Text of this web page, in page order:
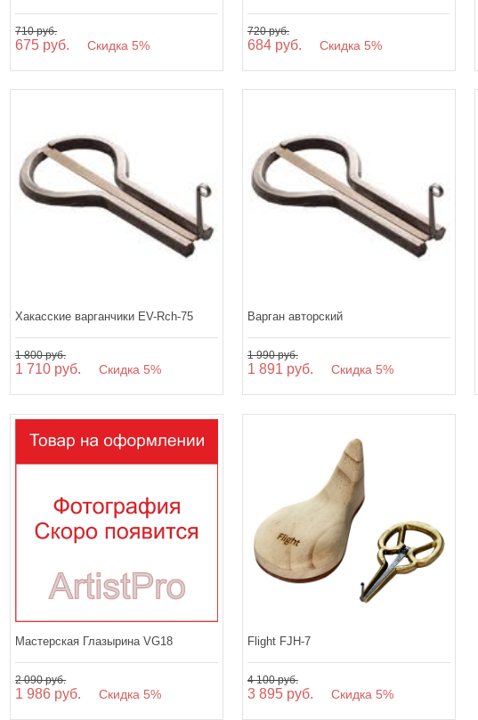
710 руб.
675 руб. Скидка 5%
720 руб.
684 руб. Скидка 5%
Хакасские варганчики EV-Rch-75
1 800 руб.
1 710 руб. Скидка 5%
Варган авторский
1 990 руб.
1 891 руб. Скидка 5%
Мастерская Глазырина VG18
2 090 руб.
1 986 руб. Скидка 5%
Flight FJH-7
4 100 руб.
3 895 руб. Скидка 5%